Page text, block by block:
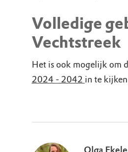
Volledige
Vechtstreek
Het is ook mogelijk om
2024 - 2042 in te